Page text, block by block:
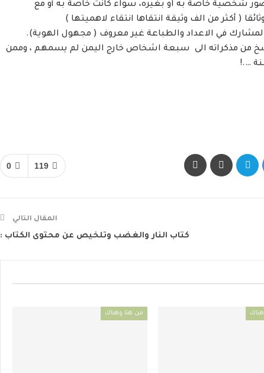
شخصية خاصة به او بغيره، سواء كانت خاصة به أو مع
( أكثر من الف وثيقة انتقاها انتقاء لاهميتها )
في الاعداد والطباعة غير معروف ( مجهول الهوية).
من مذكراته الى سبعة اشخاص خارج اليمن لم يسمهم ، وممن
….!
0 119
المقال التالي
كتاب النار والغضب وتلخيص عن محتوى الكتاب :
من هنا وهناك